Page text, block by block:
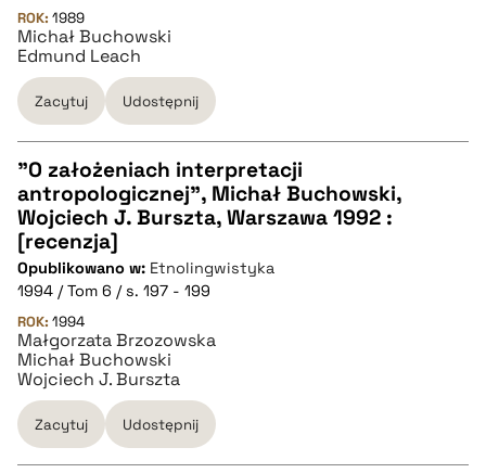
pobierz cytat
BIBTEX
pobierz cytat
ROK: 1989
Michał Buchowski
Edmund Leach
Zacytuj Udostępnij
CZYSTY TEKST
pobierz cytat
BIBTEX
pobierz cytat
"O założeniach interpretacji
antropologicznej", Michał Buchowski,
Wojciech J. Burszta, Warszawa 1992 :
[recenzja]
Opublikowano w: Etnolingwistyka
1994 / Tom 6 / s. 197 - 199
ROK: 1994
Małgorzata Brzozowska
Michał Buchowski
Wojciech J. Burszta
Zacytuj Udostępnij